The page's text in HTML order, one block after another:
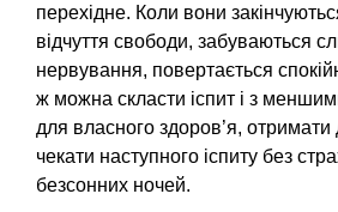
перехідне. Коли вони
відчуття свободи, забуваються
нервування, повертається
ж можна скласти іспит і з
для власного здоров’я, отримати
чекати наступного іспиту без
безсонних ночей.